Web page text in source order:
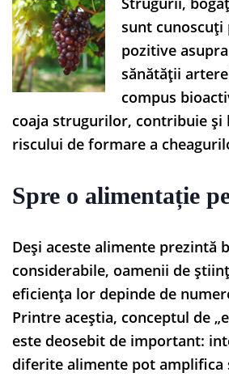
sunt
pozitive
sănătății
compus
coaja strugurilor, contribuie și
riscului de formare a
Spre o alimentație
Deși aceste alimente prezintă
considerabile, oamenii de
eficiența lor depinde de
Printre aceștia, conceptul de
este deosebit de important:
diferite alimente pot amplifica